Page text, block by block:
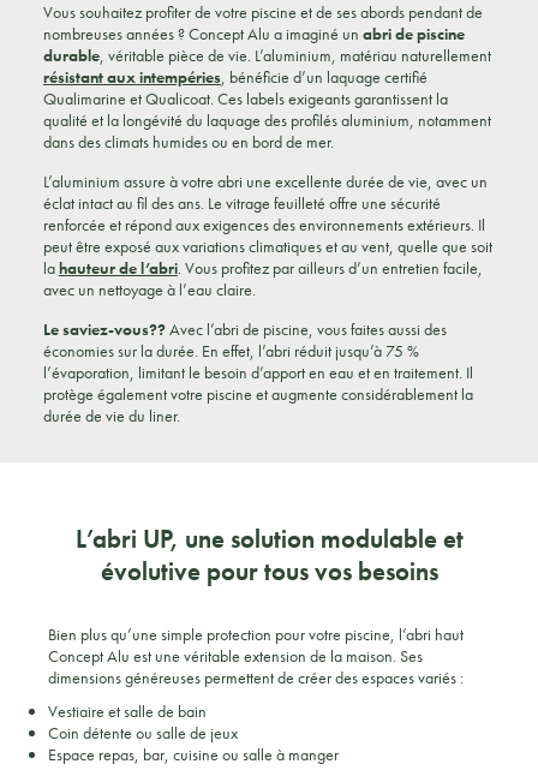
Vous souhaitez profiter de votre piscine et de ses abords pendant de
nombreuses années ? Concept Alu a imaginé un abri de piscine
durable, véritable pièce de vie. L’aluminium, matériau naturellement
résistant aux intempéries, bénéficie d’un laquage certifié
Qualimarine et Qualicoat. Ces labels exigeants garantissent la
qualité et la longévité du laquage des profilés aluminium, notamment
dans des climats humides ou en bord de mer.
L’aluminium assure à votre abri une excellente durée de vie, avec un
éclat intact au fil des ans. Le vitrage feuilleté offre une sécurité
renforcée et répond aux exigences des environnements extérieurs. Il
peut être exposé aux variations climatiques et au vent, quelle que soit
lahauteur de l’abri. Vous profitez par ailleurs d’un entretien facile,
avec un nettoyage à l’eau claire.
Le saviez-vous??Avec l’abri de piscine, vous faites aussi des
économies sur la durée. En effet, l’abri réduit jusqu’à 75 %
l’évaporation, limitant le besoin d’apport en eau et en traitement. Il
protège également votre piscine et augmente considérablement la
durée de vie du liner.
L’abri UP, une solution modulable et
évolutive pour tous vos besoins
Bien plus qu’une simple protection pour votre piscine, l’abri haut
Concept Alu est une véritable extension de la maison. Ses
dimensions généreuses permettent de créer des espaces variés :
Vestiaire et salle de bain
Coin détente ou salle de jeux
Espace repas, bar, cuisine ou salle à manger